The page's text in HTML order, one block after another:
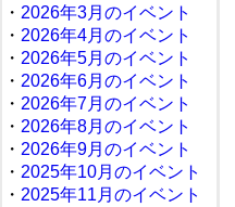
・ 2026年3月のイベント
・ 2026年4月のイベント
・ 2026年5月のイベント
・ 2026年6月のイベント
・ 2026年7月のイベント
・ 2026年8月のイベント
・ 2026年9月のイベント
・ 2025年10月のイベント
・ 2025年11月のイベント